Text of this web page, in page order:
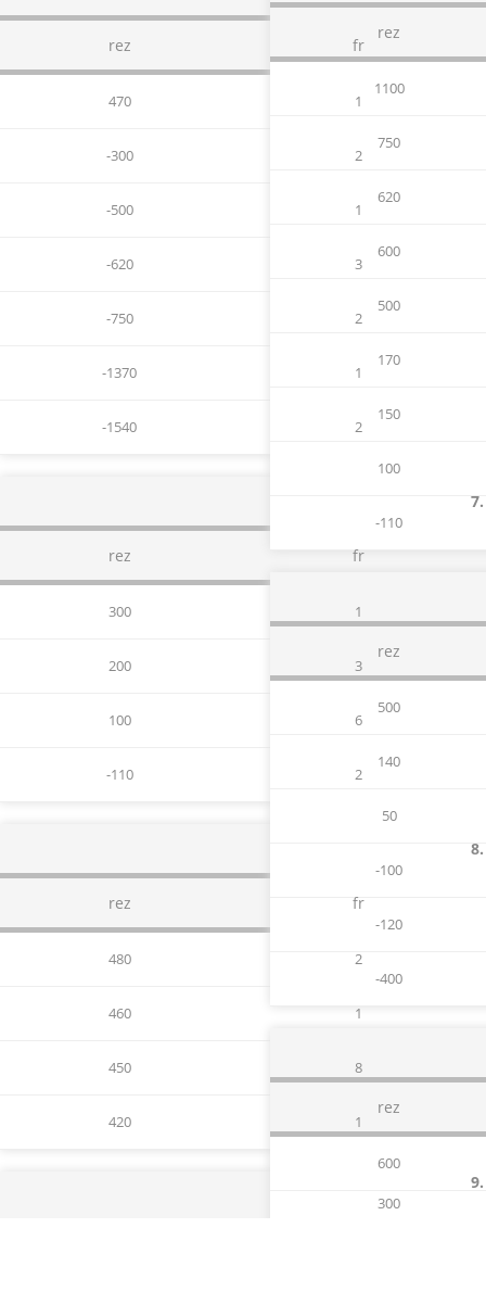
rez fr
470 1
-300 2
-500 1
-620 3
-750 2
-1370 1
-1540 2
7.
rez fr
300 1
200 3
100 6
-110 2
8.
rez fr
480 2
460 1
450 8
420 1
9.
rez
1100
750
620
600
500
170
150
100
-110
rez
500
140
50
-100
-120
-400
rez
600
300